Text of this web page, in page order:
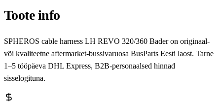
Toote info
SPHEROS cable harness LH REVO 320/360 Bader on originaal-
või kvaliteetne aftermarket-bussivaruosa BusParts Eesti laost. Tarne
1–5 tööpäeva DHL Express, B2B-personaalsed hinnad
sisselogituna.